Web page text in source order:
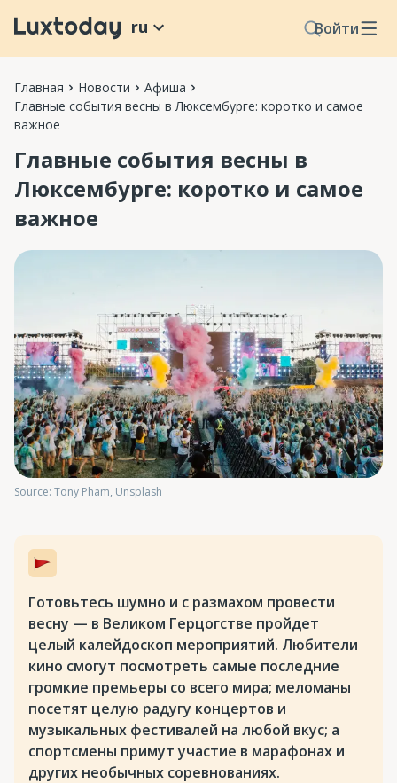
Войти
ru
Главная Новости
Афиша
Главные события весны в Люксембурге: коротко и самое
важное
Главные события весны в
Люксембурге: коротко и самое
важное
Source: Tony Pham, Unsplash
Готовьтесь шумно и с размахом провести
весну — в Великом Герцогстве пройдет
целый калейдоскоп мероприятий. Любители
кино смогут посмотреть самые последние
громкие премьеры со всего мира; меломаны
посетят целую радугу концертов и
музыкальных фестивалей на любой вкус; а
спортсмены примут участие в марафонах и
других необычных соревнованиях.